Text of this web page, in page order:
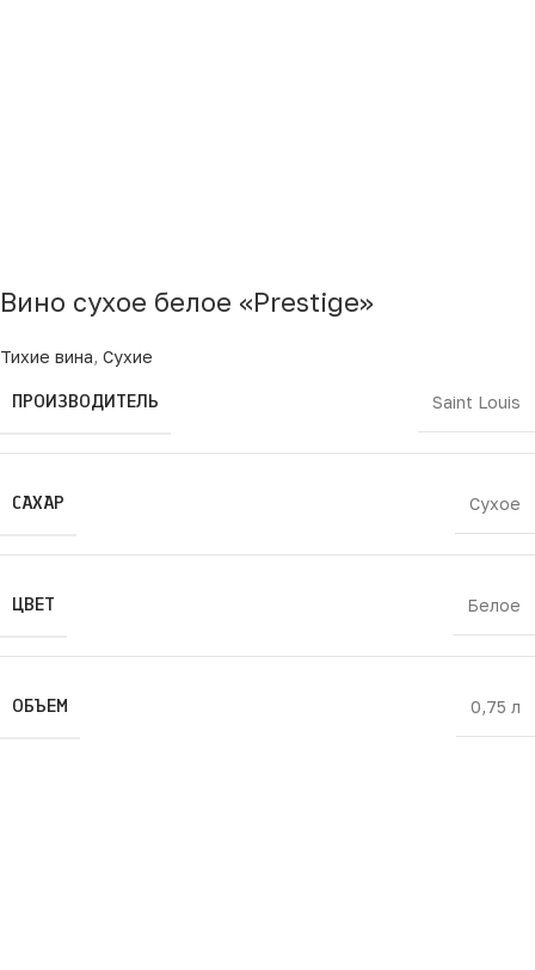
Вино сухое белое «Prestige»
Тихие вина, Сухие
ПРОИЗВОДИТЕЛЬ Saint Louis
САХАР Сухое
ЦВЕТ Белое
ОБЪЕМ 0,75 л